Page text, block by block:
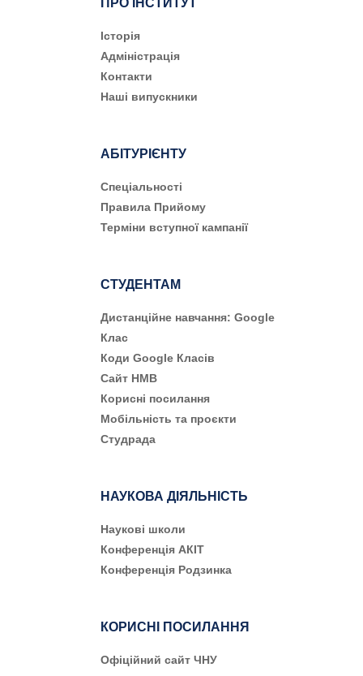
Історія
Адміністрація
Контакти
Наші випускники
АБІТУРІЄНТУ
Cпеціальності
Правила Прийому
Терміни вступної кампанії
СТУДЕНТАМ
Дистанційне навчання: Google
Клас
Коди Google Класів
Сайт НМВ
Корисні посилання
Мобільність та проєкти
Студрада
НАУКОВА ДІЯЛЬНІСТЬ
Наукові школи
Конференція АКІТ
Конференція Родзинка
КОРИСНІ ПОСИЛАННЯ
Офіційний сайт ЧНУ